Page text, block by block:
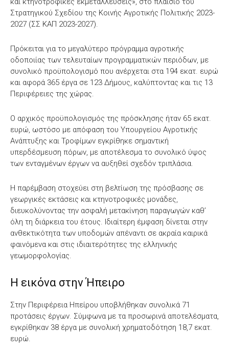
Στρατηγικού Σχεδίου της Κοινής Αγροτικής Πολιτικής 2023-
2027 (ΣΣ ΚΑΠ 2023-2027).
Πρόκειται για το μεγαλύτερο πρόγραμμα αγροτικής
οδοποιίας των τελευταίων προγραμματικών περιόδων, με
συνολικό προϋπολογισμό που ανέρχεται στα 194 εκατ. ευρώ
και αφορά 365 έργα σε 123 Δήμους, καλύπτοντας και τις 13
Περιφέρειες της χώρας.
Ο αρχικός προϋπολογισμός της πρόσκλησης ήταν 65 εκατ.
ευρώ, ωστόσο με απόφαση του Υπουργείου Αγροτικής
Ανάπτυξης και Τροφίμων εγκρίθηκε σημαντική
υπερδέσμευση πόρων, με αποτέλεσμα το συνολικό ύψος
των ενταγμένων έργων να αυξηθεί σχεδόν τριπλάσια.
Η παρέμβαση στοχεύει στη βελτίωση της πρόσβασης σε
γεωργικές εκτάσεις και κτηνοτροφικές μονάδες,
διευκολύνοντας την ασφαλή μετακίνηση παραγωγών καθ’
όλη τη διάρκεια του έτους. Ιδιαίτερη έμφαση δίνεται στην
ανθεκτικότητα των υποδομών απέναντι σε ακραία καιρικά
φαινόμενα και στις ιδιαιτερότητες της ελληνικής
γεωμορφολογίας.
Η εικόνα στην Ήπειρο
Στην Περιφέρεια Ηπείρου υποβλήθηκαν συνολικά 71
προτάσεις έργων. Σύμφωνα με τα προσωρινά αποτελέσματα,
εγκρίθηκαν 38 έργα με συνολική χρηματοδότηση 18,7 εκατ.
ευρώ.